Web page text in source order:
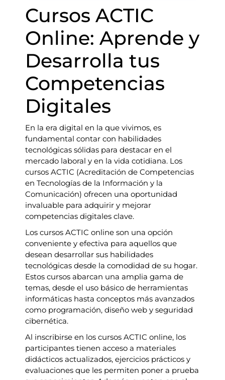
Cursos ACTIC
Online: Aprende y
Desarrolla tus
Competencias
Digitales
En la era digital en la que vivimos, es
fundamental contar con habilidades
tecnológicas sólidas para destacar en el
mercado laboral y en la vida cotidiana. Los
cursos ACTIC (Acreditación de Competencias
en Tecnologías de la Información y la
Comunicación) ofrecen una oportunidad
invaluable para adquirir y mejorar
competencias digitales clave.
Los cursos ACTIC online son una opción
conveniente y efectiva para aquellos que
desean desarrollar sus habilidades
tecnológicas desde la comodidad de su hogar.
Estos cursos abarcan una amplia gama de
temas, desde el uso básico de herramientas
informáticas hasta conceptos más avanzados
como programación, diseño web y seguridad
cibernética.
Al inscribirse en los cursos ACTIC online, los
participantes tienen acceso a materiales
didácticos actualizados, ejercicios prácticos y
evaluaciones que les permiten poner a prueba